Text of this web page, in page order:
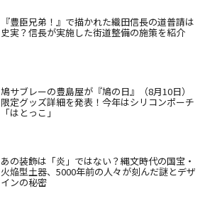
『豊臣兄弟！』で描かれた織田信長の道普請は
史実？信長が実施した街道整備の施策を紹介
鳩サブレーの豊島屋が『鳩の日』（8月10日）
限定グッズ詳細を発表！今年はシリコンポーチ
「はとっこ」
あの装飾は「炎」ではない？縄文時代の国宝・
火焔型土器、5000年前の人々が刻んだ謎とデザ
インの秘密